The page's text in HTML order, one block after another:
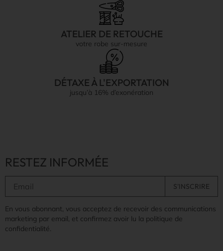
ATELIER DE RETOUCHE
votre robe sur-mesure
DÉTAXE À L'EXPORTATION
jusqu’à 16% d’exonération
RESTEZ INFORMÉE
En vous abonnant, vous acceptez de recevoir des communications
marketing par email, et confirmez avoir lu la politique de
confidentialité.